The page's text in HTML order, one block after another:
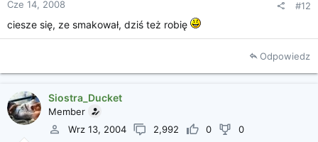
Cze 14, 2008 #12
ciesze się, ze smakował, dziś też robię
Odpowiedz
Siostra_Ducket
Member
Wrz 13, 2004
2,992 0 0